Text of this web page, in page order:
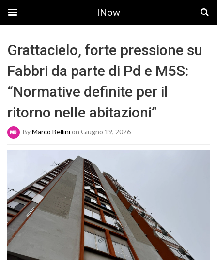
INow
Grattacielo, forte pressione su
Fabbri da parte di Pd e M5S:
“Normative definite per il
ritorno nelle abitazioni”
ByMarco Bellinion Giugno 19, 2026